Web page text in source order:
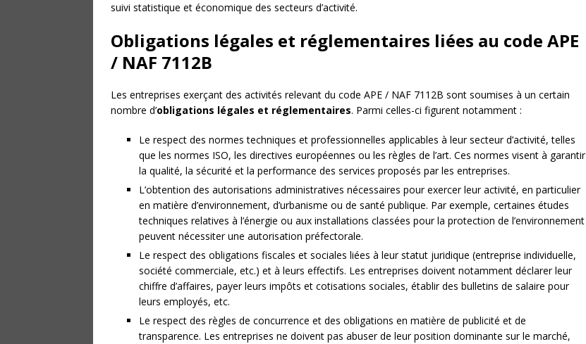
suivi statistique et économique des secteurs d’activité.
Obligations légales et réglementaires liées au code APE
/ NAF 7112B
Les entreprises exerçant des activités relevant du code APE / NAF 7112B sont soumises à un certain
nombre d’obligations légales et réglementaires. Parmi celles-ci figurent notamment :
Le respect des normes techniques et professionnelles applicables à leur secteur d’activité, telles
que les normes ISO, les directives européennes ou les règles de l’art. Ces normes visent à garantir
la qualité, la sécurité et la performance des services proposés par les entreprises.
L’obtention des autorisations administratives nécessaires pour exercer leur activité, en particulier
en matière d’environnement, d’urbanisme ou de santé publique. Par exemple, certaines études
techniques relatives à l’énergie ou aux installations classées pour la protection de l’environnement
peuvent nécessiter une autorisation préfectorale.
Le respect des obligations fiscales et sociales liées à leur statut juridique (entreprise individuelle,
société commerciale, etc.) et à leurs effectifs. Les entreprises doivent notamment déclarer leur
chiffre d’affaires, payer leurs impôts et cotisations sociales, établir des bulletins de salaire pour
leurs employés, etc.
Le respect des règles de concurrence et des obligations en matière de publicité et de
transparence. Les entreprises ne doivent pas abuser de leur position dominante sur le marché,